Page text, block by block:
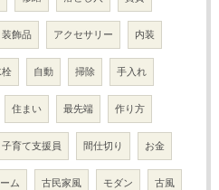
装飾品 アクセサリー 内装
自動 掃除 手入れ
住まい 最先端 作り方
子育て支援員 間仕切り お金
ム 古民家風 モダン 古風